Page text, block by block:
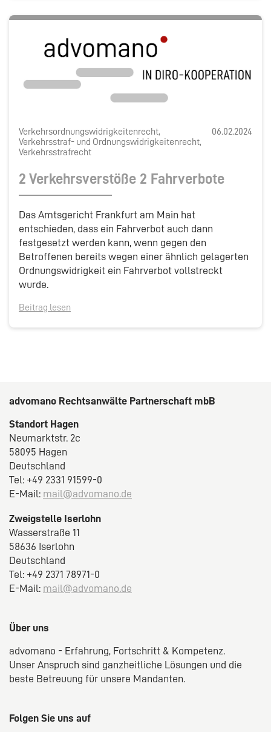
Verkehrsordnungswidrigkeitenrecht,
Verkehrsstraf- und Ordnungswidrigkeitenrecht,
Verkehrsstrafrecht
06.02.2024
2 Verkehrsverstöße 2 Fahrverbote
Das Amtsgericht Frankfurt am Main hat
entschieden, dass ein Fahrverbot auch dann
festgesetzt werden kann, wenn gegen den
Betroffenen bereits wegen einer ähnlich gelagerten
Ordnungswidrigkeit ein Fahrverbot vollstreckt
wurde.
Beitrag lesen
advomano Rechtsanwälte Partnerschaft mbB
Standort Hagen
Neumarktstr. 2c
58095 Hagen
Deutschland
Tel: +49 2331 91599-0
E-Mail: mail@advomano.de
Zweigstelle Iserlohn
Wasserstraße 11
58636 Iserlohn
Deutschland
Tel: +49 2371 78971-0
E-Mail: mail@advomano.de
Über uns
advomano - Erfahrung, Fortschritt & Kompetenz.
Unser Anspruch sind ganzheitliche Lösungen und die
beste Betreuung für unsere Mandanten.
Folgen Sie uns auf